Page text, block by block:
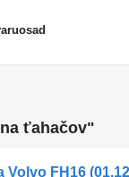
ťahačov"